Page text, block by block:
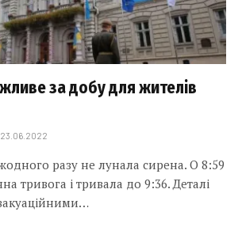
за добу для жителів
23.06.2022
разу не лунала сирена. О 8:59
тривога і тривала до 9:36. Деталі